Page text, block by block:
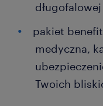
pakiet
medyczna,
Twoich